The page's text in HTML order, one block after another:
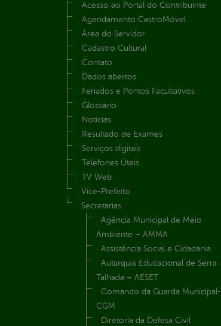
Acesso ao Portal do Contribuinte
Agendamento CastroMóvel
Área do Servidor
Cadastro Cultural
Contato
Dados abertos
Feriados e Pontos Facultativos
Glossário
Notícias
Resultado de Exames
Serviços digitais
Telefones Úteis
TV Web
Vice-Prefeito
Secretarias
Agência Municipal de Meio
Ambiente – AMMA
Assistência Social e Cidadania
Autarquia Educacional de Serra
Talhada – AESET
Comando da Guarda Municipal-
CGM
Diretoria da Defesa Civil